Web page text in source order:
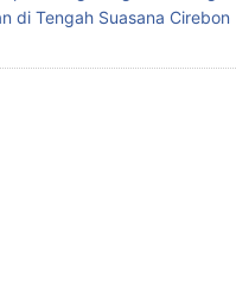
di Tengah Suasana Cirebon